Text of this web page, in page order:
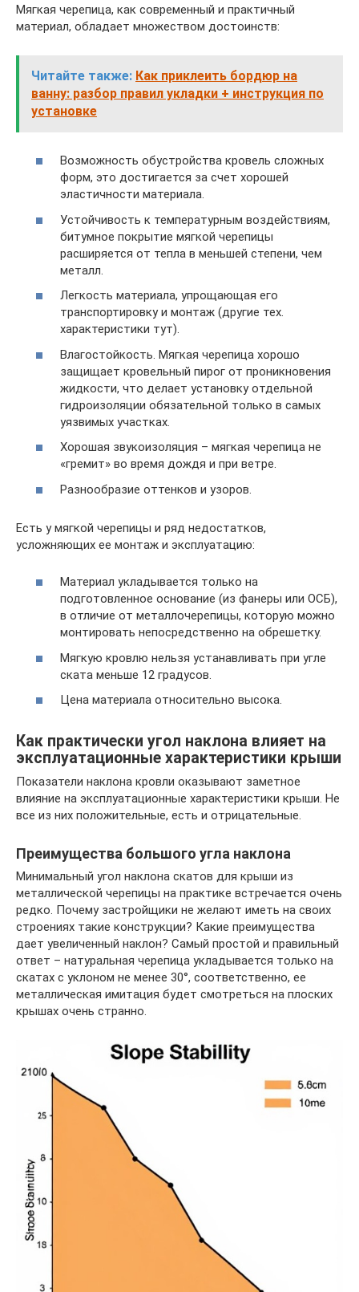
Мягкая черепица, как современный и практичный
материал, обладает множеством достоинств:
Читайте также: Как приклеить бордюр на
ванну: разбор правил укладки + инструкция по
установке
Возможность обустройства кровель сложных
форм, это достигается за счет хорошей
эластичности материала.
Устойчивость к температурным воздействиям,
битумное покрытие мягкой черепицы
расширяется от тепла в меньшей степени, чем
металл.
Легкость материала, упрощающая его
транспортировку и монтаж (другие тех.
характеристики тут).
Влагостойкость. Мягкая черепица хорошо
защищает кровельный пирог от проникновения
жидкости, что делает установку отдельной
гидроизоляции обязательной только в самых
уязвимых участках.
Хорошая звукоизоляция – мягкая черепица не
«гремит» во время дождя и при ветре.
Разнообразие оттенков и узоров.
Есть у мягкой черепицы и ряд недостатков,
усложняющих ее монтаж и эксплуатацию:
Материал укладывается только на
подготовленное основание (из фанеры или ОСБ),
в отличие от металлочерепицы, которую можно
монтировать непосредственно на обрешетку.
Мягкую кровлю нельзя устанавливать при угле
ската меньше 12 градусов.
Цена материала относительно высока.
Как практически угол наклона влияет на
эксплуатационные характеристики крыши
Показатели наклона кровли оказывают заметное
влияние на эксплуатационные характеристики крыши. Не
все из них положительные, есть и отрицательные.
Преимущества большого угла наклона
Минимальный угол наклона скатов для крыши из
металлической черепицы на практике встречается очень
редко. Почему застройщики не желают иметь на своих
строениях такие конструкции? Какие преимущества
дает увеличенный наклон? Самый простой и правильный
ответ – натуральная черепица укладывается только на
скатах с уклоном не менее 30°, соответственно, ее
металлическая имитация будет смотреться на плоских
крышах очень странно.